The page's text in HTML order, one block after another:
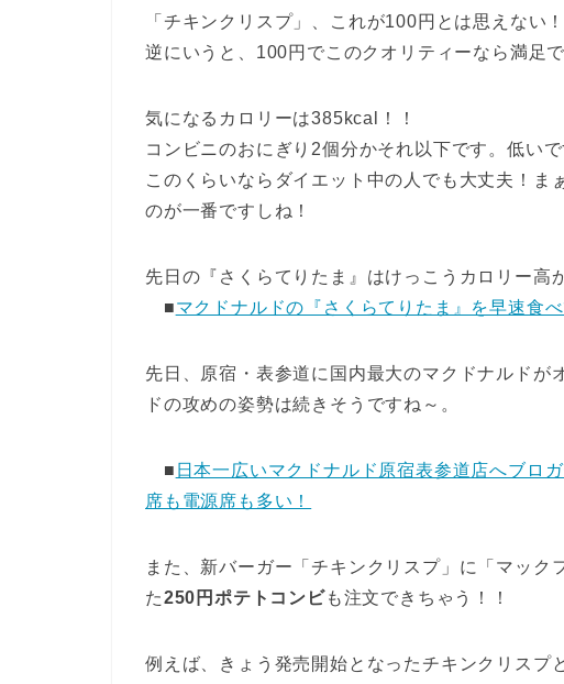
「チキンクリスプ」、これが100円とは思えない
逆にいうと、100円でこのクオリティーなら満足で
気になるカロリーは385kcal！！
コンビニのおにぎり2個分かそれ以下です。低いで
このくらいならダイエット中の人でも大丈夫！ま
のが一番ですしね！
先日の『さくらてりたま』はけっこうカロリー高
■マクドナルドの『さくらてりたま』を早速食
先日、原宿・表参道に国内最大のマクドナルドが
ドの攻めの姿勢は続きそうですね～。
■ 日本一広いマクドナルド原宿表参道店へブロ
席も電源席も多い！
また、新バーガー「チキンクリスプ」に「マック
た250円ポテトコンビも注文できちゃう！！
例えば、きょう発売開始となったチキンクリスプ